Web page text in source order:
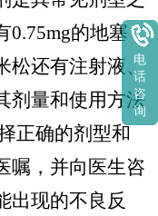
0.75mg的地塞
松还有注射液、
剂量和使用方法
正确的剂型和
嘱，并向医生咨
出现的不良反
电
话
咨
询